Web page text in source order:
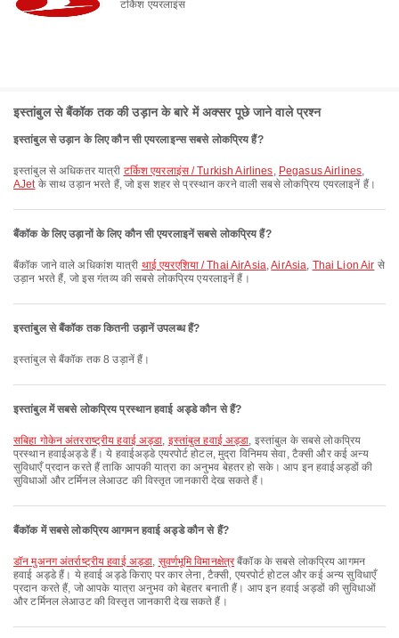
टर्किश एयरलाइंस
इस्तांबुल से बैंकॉक तक की उड़ान के बारे में अक्सर पूछे जाने वाले प्रश्न
इस्तांबुल से उड़ान के लिए कौन सी एयरलाइन्स सबसे लोकप्रिय हैं?
इस्तांबुल से अधिकतर यात्री टर्किश एयरलाइंस / Turkish Airlines, Pegasus Airlines,
AJetके साथ उड़ान भरते हैं, जो इस शहर से प्रस्थान करने वाली सबसे लोकप्रिय एयरलाइनें हैं।
बैंकॉक के लिए उड़ानों के लिए कौन सी एयरलाइनें सबसे लोकप्रिय हैं?
बैंकॉक जाने वाले अधिकांश यात्री थाई एयरएशिया / Thai AirAsia,AirAsia, Thai Lion Air से
उड़ान भरते हैं, जो इस गंतव्य की सबसे लोकप्रिय एयरलाइनें हैं।
इस्तांबुल से बैंकॉक तक कितनी उड़ानें उपलब्ध हैं?
इस्तांबुल से बैंकॉक तक 8 उड़ानें हैं।
इस्तांबुल में सबसे लोकप्रिय प्रस्थान हवाई अड्डे कौन से हैं?
सबिहा गोकेन अंतरराष्ट्रीय हवाई अड्डा, इस्तांबुल हवाई अड्डा, इस्तांबुल के सबसे लोकप्रिय
प्रस्थान हवाईअड्डे हैं। ये हवाईअड्डे एयरपोर्ट होटल, मुद्रा विनिमय सेवा, टैक्सी और कई अन्य
सुविधाएँ प्रदान करते हैं ताकि आपकी यात्रा का अनुभव बेहतर हो सके। आप इन हवाईअड्डों की
सुविधाओं और टर्मिनल लेआउट की विस्तृत जानकारी देख सकते हैं।
बैंकॉक में सबसे लोकप्रिय आगमन हवाई अड्डे कौन से हैं?
डॉन मुअनग अंतर्राष्ट्रीय हवाई अड्डा, सुवर्णभूमि विमानक्षेत्रबैंकॉक के सबसे लोकप्रिय आगमन
हवाई अड्डे हैं। ये हवाई अड्डे किराए पर कार लेना, टैक्सी, एयरपोर्ट होटल और कई अन्य सुविधाएँ
प्रदान करते हैं, जो आपके यात्रा अनुभव को बेहतर बनाती हैं। आप इन हवाई अड्डों की सुविधाओं
और टर्मिनल लेआउट की विस्तृत जानकारी देख सकते हैं।